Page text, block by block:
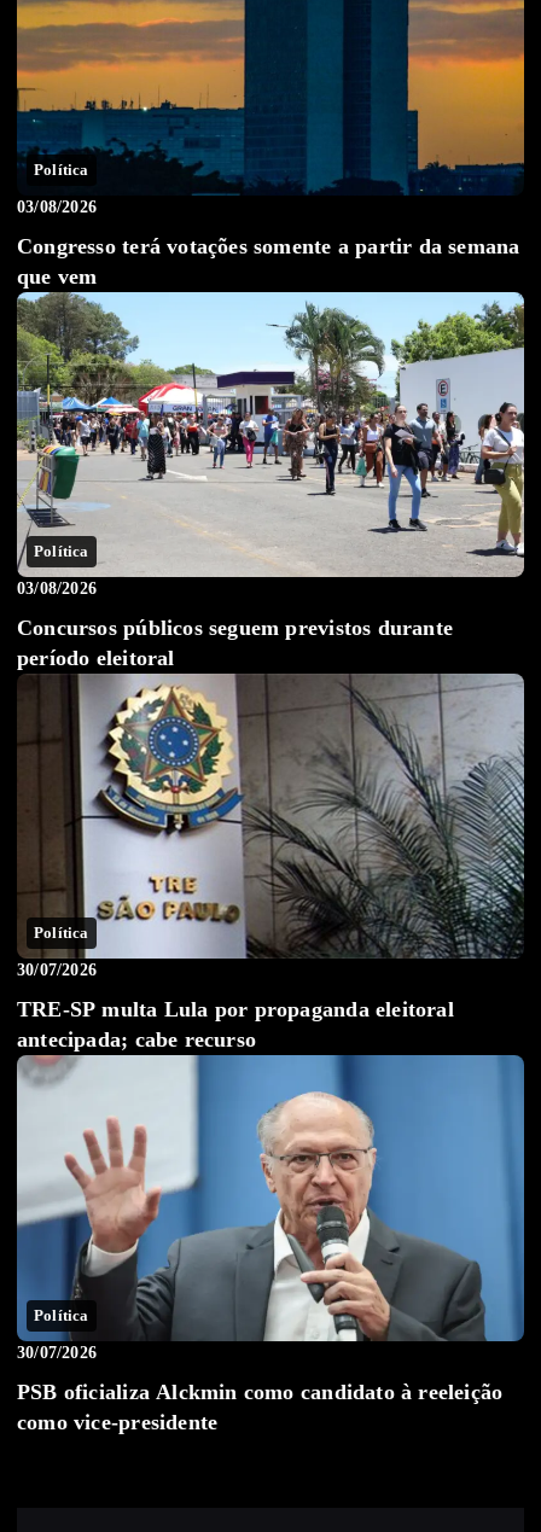
Política
03/08/2026
Congresso terá votações somente a partir da semana
que vem
Política
03/08/2026
Concursos públicos seguem previstos durante
período eleitoral
Política
30/07/2026
TRE-SP multa Lula por propaganda eleitoral
antecipada; cabe recurso
Política
30/07/2026
PSB oficializa Alckmin como candidato à reeleição
como vice-presidente